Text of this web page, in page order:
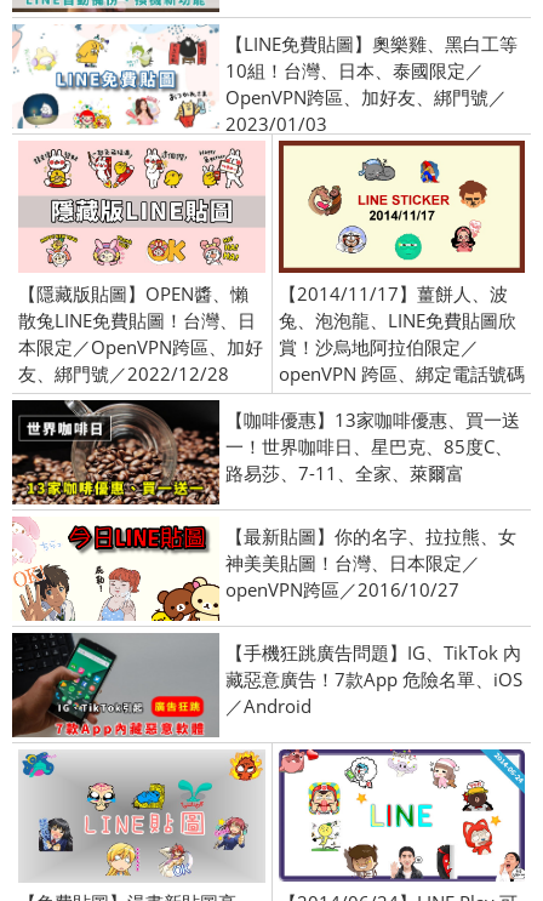
【LINE免費貼圖】奧樂雞、黑白工等
10組！台灣、日本、泰國限定／
OpenVPN跨區、加好友、綁門號／
2023/01/03
【隱藏版貼圖】OPEN醬、懶
散兔LINE免費貼圖！台灣、日
本限定／OpenVPN跨區、加好
友、綁門號／2022/12/28
【2014/11/17】薑餅人、波
兔、泡泡龍、LINE免費貼圖欣
賞！沙烏地阿拉伯限定／
openVPN 跨區、綁定電話號碼
【咖啡優惠】13家咖啡優惠、買一送
一！世界咖啡日、星巴克、85度C、
路易莎、7-11、全家、萊爾富
【最新貼圖】你的名字、拉拉熊、女
神美美貼圖！台灣、日本限定／
openVPN跨區／2016/10/27
【手機狂跳廣告問題】IG、TikTok 內
藏惡意廣告！7款App 危險名單、iOS
／Android